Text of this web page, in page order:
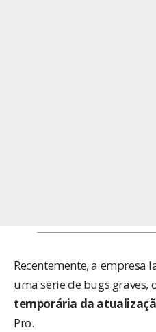
Recentemente, a empresa
uma série de bugs graves,
temporária da
Pro.